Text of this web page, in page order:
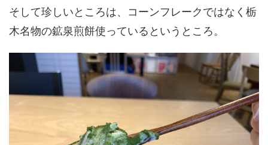
そして珍しいところは、コーンフレークではなく栃
木名物の鉱泉煎餅使っているというところ。